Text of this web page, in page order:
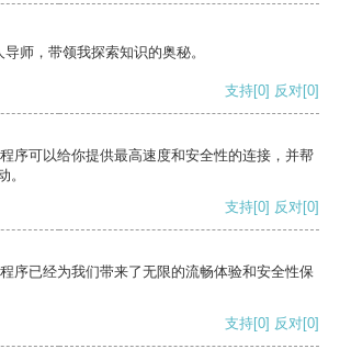
师，带领我探索知识的奥秘。
支持[0] 反对[0]
序可以给你提供最高速度和安全性的连接，并帮
。
支持[0] 反对[0]
序已经为我们带来了无限的流畅体验和安全性保
支持[0] 反对[0]